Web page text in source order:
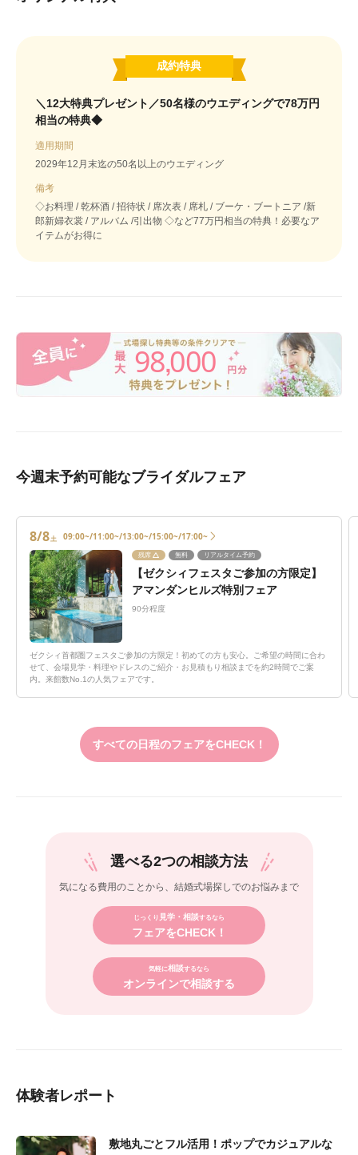
成約特典
＼12大特典プレゼント／50名様のウエディングで78万円
相当の特典◆
適用期間
2029年12月末迄の50名以上のウエディング
備考
◇お料理 / 乾杯酒 / 招待状 / 席次表 / 席札 / ブーケ・ブートニア /新
郎新婦衣裳 / アルバム /引出物 ◇など77万円相当の特典！必要なア
イテムがお得に
98,000
今週末予約可能なブライダルフェア
8/8土 09:00~/11:00~/13:00~/15:00~/17:00~
残席 無料 リアルタイム予約
【ゼクシィフェスタご参加の方限定】
アマンダンヒルズ特別フェア
90分程度
ゼクシィ首都圏フェスタご参加の方限定！初めての方も安心。ご希望の時間に合わ
せて、会場見学・料理やドレスのご紹介・お見積もり相談までを約2時間でご案
内。来館数No.1の人気フェアです。
すべての日程のフェアをCHECK！
選べる2つの相談方法
気になる費用のことから、 結婚式場探しでのお悩みまで
じっくり 見学・相談するなら
フェアをCHECK！
気軽に相談するなら
オンラインで相談する
体験者レポート
敷地丸ごとフル活用！ポップでカジュアルな